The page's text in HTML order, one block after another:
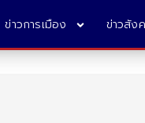
ข่าวการเมือง ข่าวสัง